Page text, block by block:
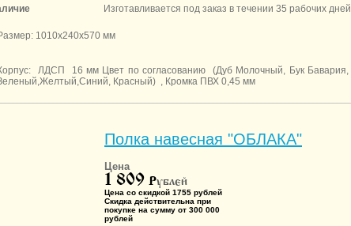
Изготавливается под заказ в течении 35 рабочих дней
1010х240х570 мм
ЛДСП 16 мм Цвет по согласованию (Дуб Молочный, Бук Бавария,
Красный) , Кромка ПВХ 0,45 мм
Полка навесная "ОБЛАКА"
Цена
1 809 Pублей
Цена со скидкой 1755 рублей
Скидка действительна при
покупке на сумму от 300 000
рублей